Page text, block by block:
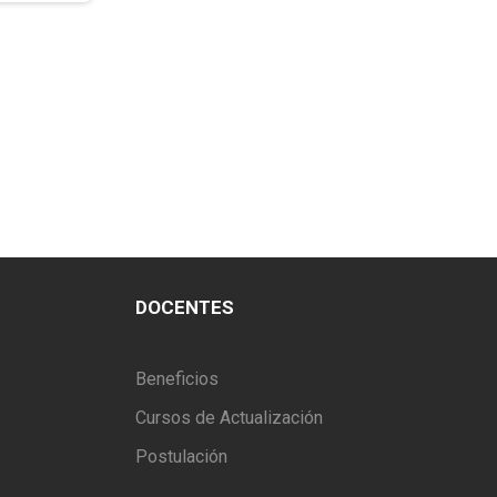
DOCENTES
Beneficios
Cursos de Actualización
Postulación